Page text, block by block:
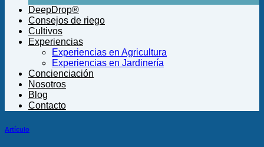
DeepDrop®
Consejos de riego
Cultivos
Experiencias
Experiencias en Agricultura
Experiencias en Jardinería
Concienciación
Nosotros
Blog
Contacto
Artículo